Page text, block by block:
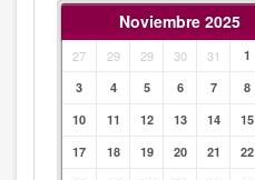
Noviembre 2025
27 29 29 30 31 1
3
4 5 6 7 8
10
11 12 13 14 15
17
18 19 20 21 22